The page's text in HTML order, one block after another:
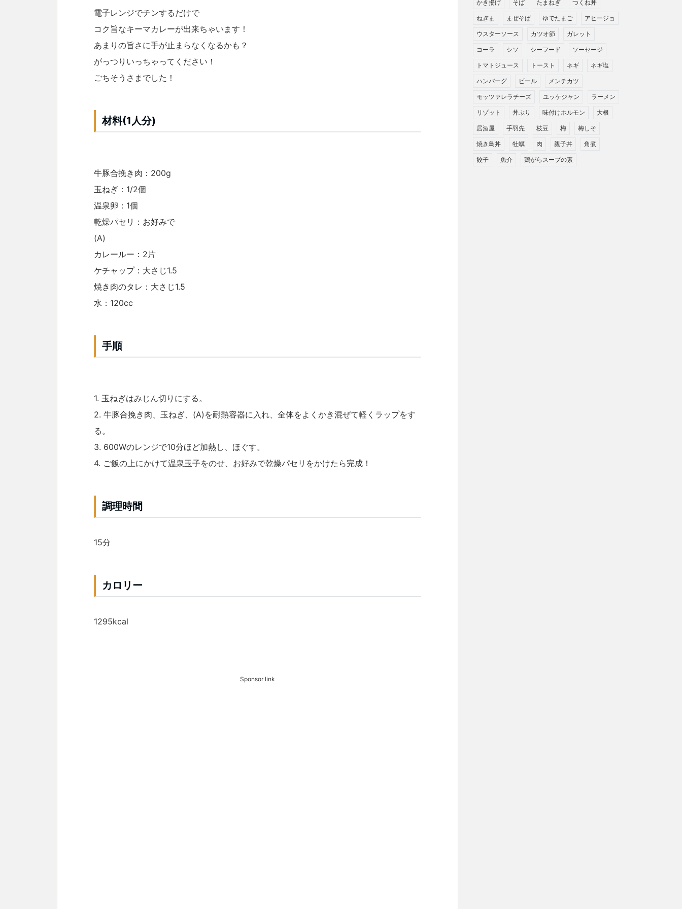
電子レンジでチンするだけで
コク旨なキーマカレーが出来ちゃいます！
あまりの旨さに手が止まらなくなるかも？
がっつりいっちゃってください！
ごちそうさまでした！
材料(1人分)
牛豚合挽き肉：200g
玉ねぎ：1/2個
温泉卵：1個
乾燥パセリ：お好みで
(A)
カレールー：2片
ケチャップ：大さじ1.5
焼き肉のタレ：大さじ1.5
水：120cc
手順
1. 玉ねぎはみじん切りにする。
2. 牛豚合挽き肉、玉ねぎ、(A)を耐熱容器に入れ、全体をよくかき混ぜて軽くラップをす
る。
3. 600Wのレンジで10分ほど加熱し、ほぐす。
4. ご飯の上にかけて温泉玉子をのせ、お好みで乾燥パセリをかけたら完成！
調理時間
15分
カロリー
1295kcal
Sponsor link
かき揚げ そば たまねぎ つくね丼
ねぎま まぜそば ゆでたまご アヒージョ
ウスターソース カツオ節 ガレット
コーラ シソ シーフード ソーセージ
トマトジュース トースト ネギ ネギ塩
ハンバーグ ビール メンチカツ
モッツァレラチーズ ユッケジャン ラーメン
リゾット 丼ぶり 味付けホルモン 大根
居酒屋 手羽先 枝豆 梅 梅しそ
焼き鳥丼 牡蠣 肉 親子丼 角煮
餃子 魚介 鶏がらスープの素